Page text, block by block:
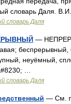
словарь Даля.
словарь Даля
—
неуёмный,
…
словарь Даля
— См.